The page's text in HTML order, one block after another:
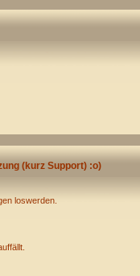
(kurz Support) :o)
loswerden.